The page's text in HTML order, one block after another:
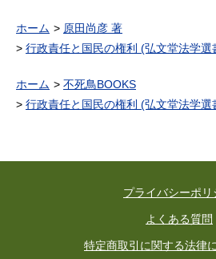
ホーム
原田尚彦 著
行政責任と国民の権利 (弘文堂法学選
ホーム
不死鳥BOOKS
行政責任と国民の権利 (弘文堂法学選
プライバシーポリ
よくある質問
特定商取引に関する法律